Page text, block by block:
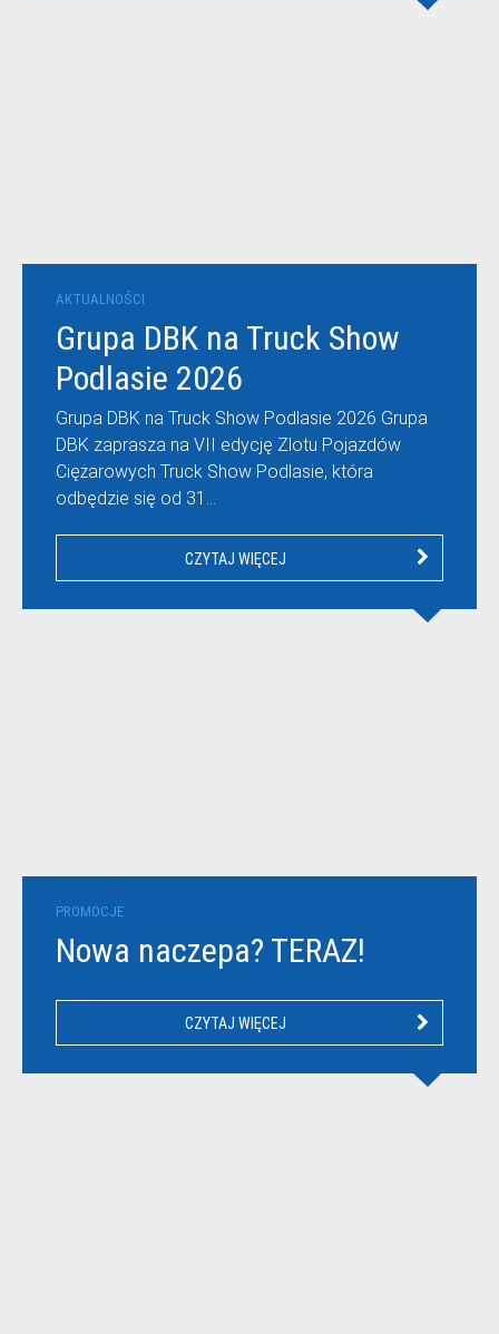
AKTUALNOŚCI
Grupa DBK na Truck Show
Podlasie 2026
Grupa DBK na Truck Show Podlasie 2026 Grupa
DBK zaprasza na VII edycję Zlotu Pojazdów
Ciężarowych Truck Show Podlasie, która
odbędzie się od 31…
CZYTAJ WIĘCEJ
PROMOCJE
Nowa naczepa? TERAZ!
CZYTAJ WIĘCEJ